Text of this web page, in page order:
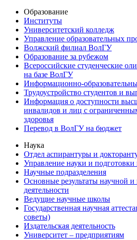
Образование
Институты
Университетский колледж
Управление образовательных
Волжский филиал ВолГУ
Образование за рубежом
Всероссийские студенческие
на базе ВолГУ
Информационно-
Трудоустройство студентов и
Информация о доступности
инвалидов и лиц с
здоровья
Перевод в ВолГУ на бюджет
Наука
Отдел аспирантуры и
Управление науки и подготовки
Научные подразделения
Основные результаты научной
деятельности
Ведущие научные школы
Государственная научная
советы)
Издательская деятельность
Университет – предприятиям